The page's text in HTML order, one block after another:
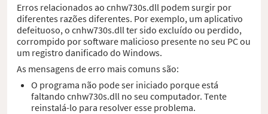
Erros relacionados ao cnhw730s.dll podem surgir por
diferentes razões diferentes. Por exemplo, um aplicativo
defeituoso, o cnhw730s.dll ter sido excluído ou perdido,
corrompido por software malicioso presente no seu PC ou
um registro danificado do Windows.
As mensagens de erro mais comuns são:
O programa não pode ser iniciado porque está
faltando cnhw730s.dll no seu computador. Tente
reinstalá-lo para resolver esse problema.